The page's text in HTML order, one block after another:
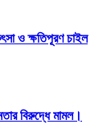
ও ক্ষতিপূরণ চাইল
বিরুদ্ধে মামল।